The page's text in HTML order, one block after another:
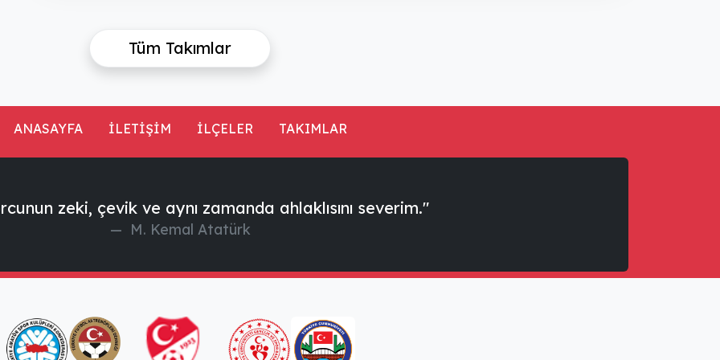
Tüm Takımlar
ANASAYFA İLETİŞİM İLÇELER TAKIMLAR
zeki, çevik ve aynı zamanda ahlaklısını severim."
M. Kemal Atatürk